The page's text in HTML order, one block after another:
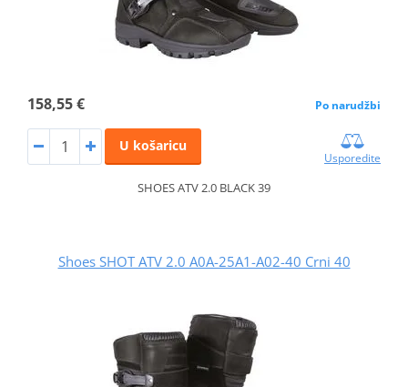
158,55 € Po narudžbi
U košaricu
Usporedite
SHOES ATV 2.0 BLACK 39
Shoes SHOT ATV 2.0 A0A-25A1-A02-40 Crni 40